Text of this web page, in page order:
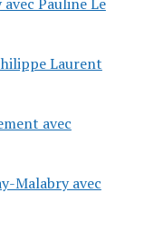
Laurent
avec
Malabry avec